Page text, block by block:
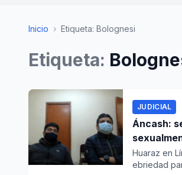
Inicio › Etiqueta: Bolognesi
Etiqueta:
JUDICIAL
Áncash:
Huaraz en
ebriedad